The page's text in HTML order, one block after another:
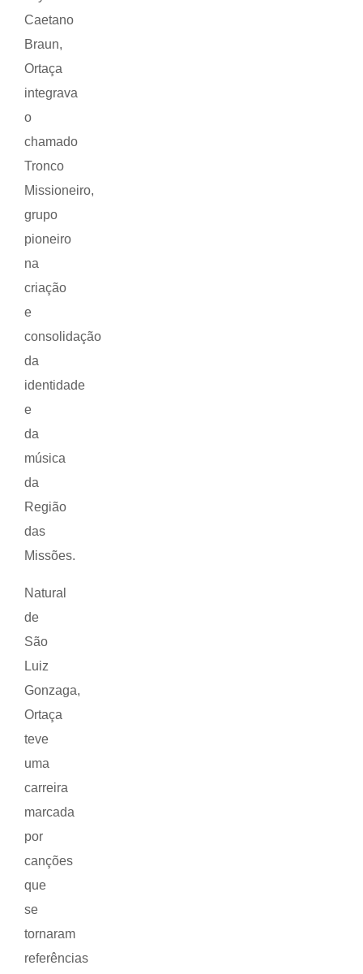
Caetano
Braun,
Ortaça
integrava
o
chamado
Tronco
Missioneiro,
grupo
pioneiro
na
criação
e
consolidação
da
identidade
e
da
música
da
Região
das
Missões.
Natural
de
São
Luiz
Gonzaga,
Ortaça
teve
uma
carreira
marcada
por
canções
que
se
tornaram
referências